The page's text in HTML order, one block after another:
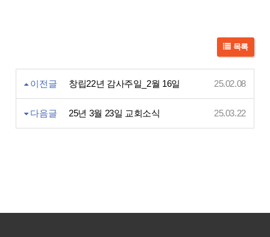
목록
이전글 창립22년 감사주일_2월 16일 25.02.08
다음글 25년 3월 23일 교회소식 25.03.22